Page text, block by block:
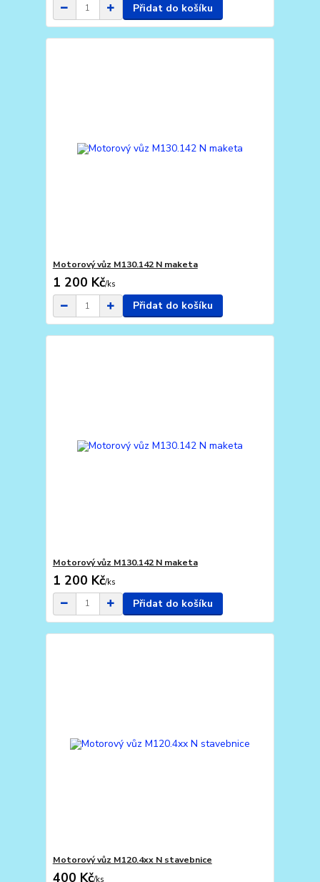
Přidat do košíku
Motorový vůz M130.142 N maketa
1 200 Kč/ks
Přidat do košíku
Motorový vůz M130.142 N maketa
1 200 Kč/ks
Přidat do košíku
Motorový vůz M120.4xx N stavebnice
400 Kč/ks